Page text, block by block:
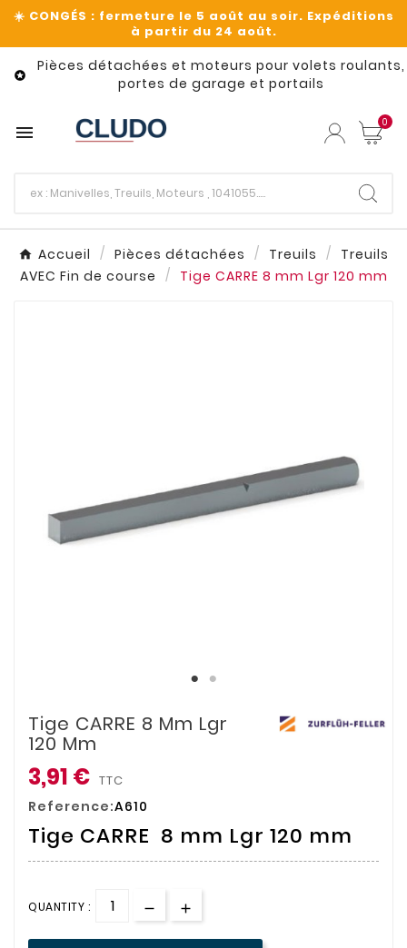

Pièces détachées et moteurs pour volets roulants,
portes de garage et portails
 0
Accueil Pièces détachées Treuils
Treuils
AVEC Fin de course
Tige CARRE 8 mm Lgr 120 mm
Tige CARRE 8 Mm Lgr
120 Mm
3,91 € TTC
Reference:A610
Tige CARRE 8 mm Lgr 120 mm
QUANTITY :